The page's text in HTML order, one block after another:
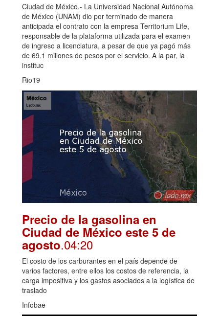
Ciudad de México.- La Universidad Nacional Autónoma
de México (UNAM) dio por terminado de manera
anticipada el contrato con la empresa Territorium Life,
responsable de la plataforma utilizada para el examen
de ingreso a licenciatura, a pesar de que ya pagó más
de 69.1 millones de pesos por el servicio. A la par, la
instituc
Rio19
Precio de la gasolina en
Ciudad de México este 5 de
agosto.04:20
El costo de los carburantes en el país depende de
varios factores, entre ellos los costos de referencia, la
carga impositiva y los gastos asociados a la logística de
traslado
Infobae